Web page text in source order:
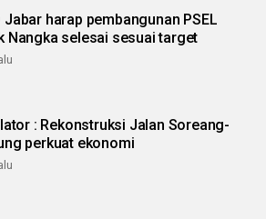
Jabar harap pembangunan PSEL
Nangka selesai sesuai target
Jalan Soreang-
perkuat ekonomi